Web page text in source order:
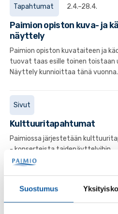
Suostumus
Tapahtumat 2.4.–28.4.
Paimion opiston kuva- ja
näyttely
Paimion opiston kuvataiteen ja
tuovat taas esille toinen toistaan
Näyttely kunnioittaa tänä
Sivut
Kulttuuritapahtumat
Paimiossa järjestetään
- konserteista taidenäyttelyihin.
Graffitiseinän avajaiset